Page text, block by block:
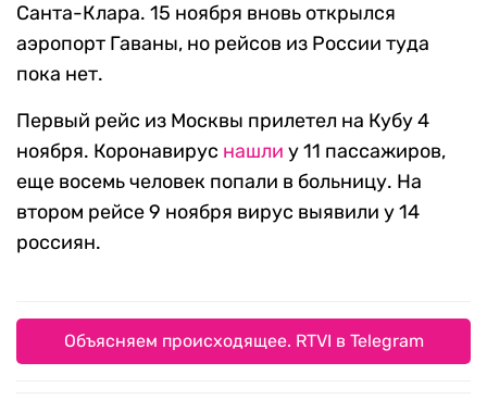
Санта-Клара. 15 ноября вновь открылся
аэропорт Гаваны, но рейсов из России туда
пока нет.
Первый рейс из Москвы прилетел на Кубу 4
ноября. Коронавирус нашли у 11 пассажиров,
еще восемь человек попали в больницу. На
втором рейсе 9 ноября вирус выявили у 14
россиян.
Объясняем происходящее. RTVI в Telegram